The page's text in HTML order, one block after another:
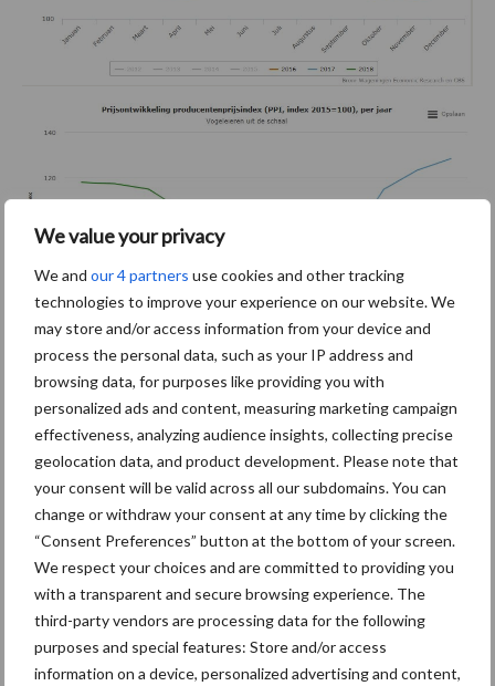
We value your privacy
We and our 4 partners use cookies and other tracking
technologies to improve your experience on our website. We
may store and/or access information from your device and
process the personal data, such as your IP address and
browsing data, for purposes like providing you with
personalized ads and content, measuring marketing campaign
effectiveness, analyzing audience insights, collecting precise
geolocation data, and product development. Please note that
your consent will be valid across all our subdomains. You can
change or withdraw your consent at any time by clicking the
“Consent Preferences” button at the bottom of your screen.
We respect your choices and are committed to providing you
with a transparent and secure browsing experience. The
third-party vendors are processing data for the following
purposes and special features: Store and/or access
information on a device, personalized advertising and content,
Bron:Agrimatie
Aanbevolen voor jou!
Belastingdienst publiceert
Landbouwnormen 2025
10 praktisch tips om je voor
te bereiden op mogelijke
uitval van het stroomnet